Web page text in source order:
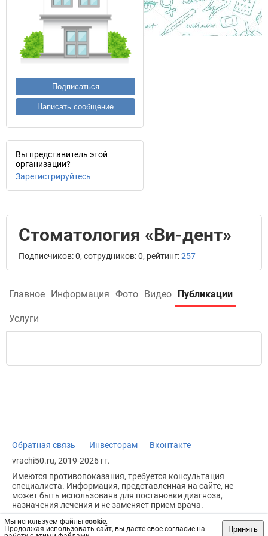
Мы используем файлы cookie.
Продолжая использовать сайт, вы даете свое согласие на
Принять
Подписаться
Написать сообщение
Вы представитель этой
организации?
Зарегистрируйтесь
Стоматология «Ви-дент»
Подписчиков: 0, сотрудников: 0, рейтинг:257
Главное Информация Фото Видео Публикации
Услуги
Обратная связь Инвесторам
Вконтакте
vrachi50.ru, 2019-2026 гг.
Имеются противопоказания, требуется консультация
специалиста. Информация, представленная на сайте, не
может быть использована для постановки диагноза,
назначения лечения и не заменяет прием врача.
Возрастное ограничение: 18+